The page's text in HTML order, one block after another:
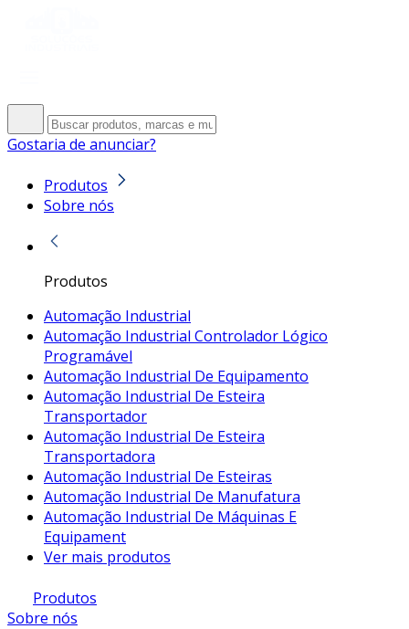
Gostaria de anunciar?
Produtos
Sobre nós
Produtos
Automação Industrial
Automação Industrial Controlador Lógico
Programável
Automação Industrial De Equipamento
Automação Industrial De Esteira
Transportador
Automação Industrial De Esteira
Transportadora
Automação Industrial De Esteiras
Automação Industrial De Manufatura
Automação Industrial De Máquinas E
Equipament
Ver mais produtos
Produtos
Sobre nós